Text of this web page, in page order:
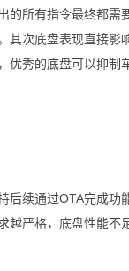
所有指令最终都需
次底盘表现直接影
秀的底盘可以抑制
通过OTA完成功
严格，底盘性能不